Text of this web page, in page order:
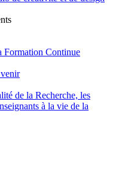
Formation Continue
de la Recherche, les
à la vie de la